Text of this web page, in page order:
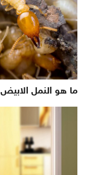
ما هو النمل الابيض